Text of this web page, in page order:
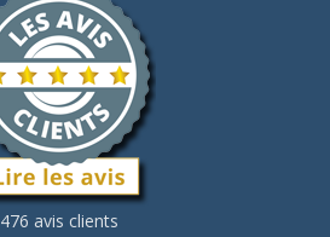
476 avis clients